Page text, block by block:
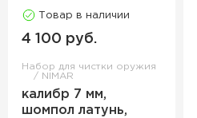
Товар в наличии
4 100 руб.
Набор для чистки оружия
NIMAR
калибр 7 мм,
шомпол латунь,